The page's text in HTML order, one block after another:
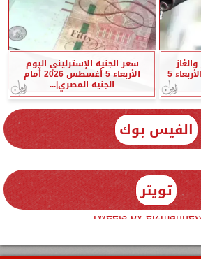
الطبيعي في مصر اليوم الأربعاء 5
سعر الجنيه الإسترليني اليوم
الأربعاء 5 أغسطس 2026 أمام
الجنيه المصري|...
الفيس بوك
تويتر
Tweets by